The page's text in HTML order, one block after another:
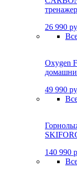
тренажер
26 990
Oxygen
49 990
140 990